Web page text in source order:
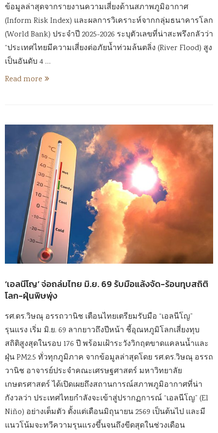
ข้อมูลล่าสุดจากรายงานความเสี่ยงด้านสภาพภูมิอากาศ
(Inform Risk Index) และผลการวิเคราะห์จากกลุ่มธนาคารโลก
(World Bank) ประจำปี 2025-2026 ระบุตัวเลขที่น่าสะพรึงกลัวว่า
“ประเทศไทยมีความเสี่ยงต่อภัยน้ำท่วมล้นตลิ่ง (River Flood) สูง
เป็นอันดับ 4 …
Read more
‘เอลนีโญ’ จ่อถล่มไทย มิ.ย. 69 รับมือแล้งจัด-ร้อนทุบสถิติ
โลก-ฝุ่นพิษพุ่ง
รศ.ดร.วิษณุ อรรถวานิช เตือนไทยเตรียมรับมือ “เอลนีโญ”
รุนแรง เริ่ม มิ.ย. 69 ลากยาวถึงปีหน้า ชี้อุณหภูมิโลกเสี่ยงทุบ
สถิติสูงสุดในรอบ 176 ปี พร้อมเฝ้าระวังวิกฤตขาดแคลนน้ำและ
ฝุ่น PM2.5 ทั่วทุกภูมิภาค จากข้อมูลล่าสุดโดย รศ.ดร.วิษณุ อรรถ
วานิช อาจารย์ประจำคณะเศรษฐศาสตร์ มหาวิทยาลัย
เกษตรศาสตร์ ได้เปิดเผยถึงสถานการณ์สภาพภูมิอากาศที่น่า
กังวลว่า ประเทศไทยกำลังจะเข้าสู่ปรากฏการณ์ “เอลนีโญ” (El
Niño) อย่างเต็มตัว ตั้งแต่เดือนมิถุนายน 2569 เป็นต้นไป และมี
แนวโน้มจะทวีความรุนแรงขึ้นจนถึงขีดสุดในช่วงเดือน